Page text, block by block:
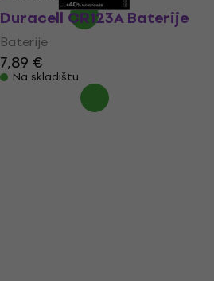
Duracell CR123A Baterije
Baterije
7,89 €
Na skladištu